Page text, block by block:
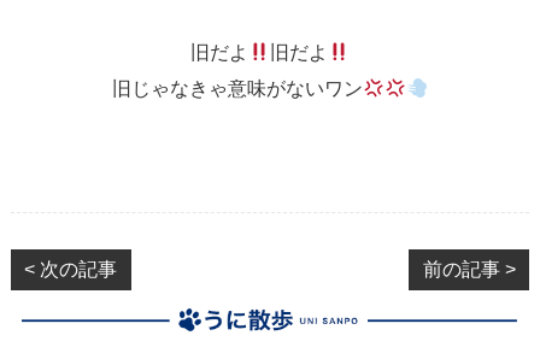
旧だよ
旧だよ
旧じゃなきゃ意味がないワン
< 次の記事 前の記事 >